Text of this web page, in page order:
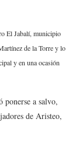
El Jabalí, municipio
de la Torre y lo
y en una ocasión
ponerse a salvo,
de Aristeo,